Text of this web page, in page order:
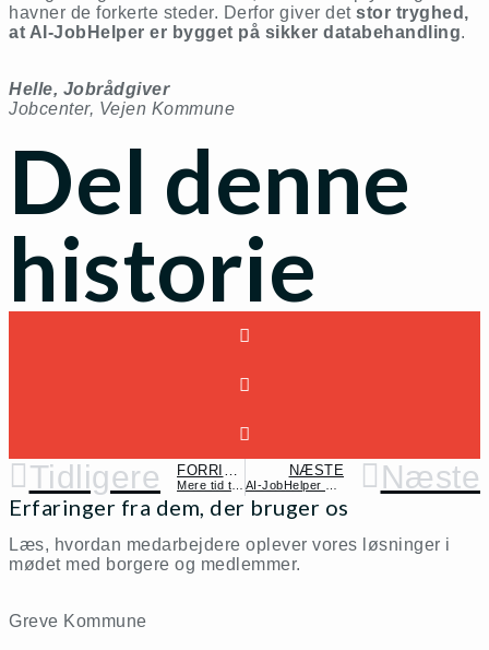
havner de forkerte steder. Derfor giver detstor tryghed,
at AI-JobHelper er bygget på sikker databehandling.
Helle, Jobrådgiver
Jobcenter, Vejen Kommune
Del denne
historie
Tidligere FORRIGE NÆSTE Næste
Erfaringer fra dem, der bruger os
Læs, hvordan medarbejdere oplever vores løsninger i
mødet med borgere og medlemmer.
Greve Kommune